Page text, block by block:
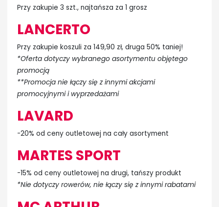
Przy zakupie 3 szt., najtańsza za 1 grosz
LANCERTO
Przy zakupie koszuli za 149,90 zł, druga 50% taniej!
*Oferta dotyczy wybranego asortymentu objętego
promocją
**Promocja nie łączy się z innymi akcjami
promocyjnymi i wyprzedażami
LAVARD
-20% od ceny outletowej na cały asortyment
MARTES SPORT
-15% od ceny outletowej na drugi, tańszy produkt
*Nie dotyczy rowerów, nie łączy się z innymi rabatami